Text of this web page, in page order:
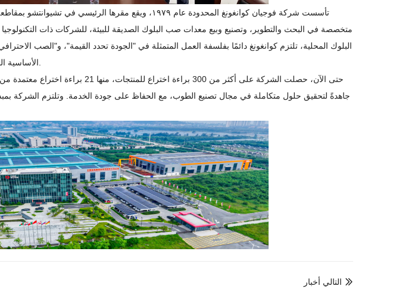
متخصصة في البحث والتطوير، وتصنيع وبيع معدات صب البلوك الصديقة للبيئة، للشركات ذات
البلوك المحلية، تلتزم كوانغونغ دائمًا بفلسفة العمل المتمثلة في "الجودة تحدد القيمة"، و"الصب
حتى الآن، حصلت الشركة على أكثر من 300 براءة
جاهدةً لتحقيق حلول متكاملة في مجال تصنيع الطوب، مع الحفاظ على جودة الخدمة. وتلتزم الشركة
 التالي أخبار